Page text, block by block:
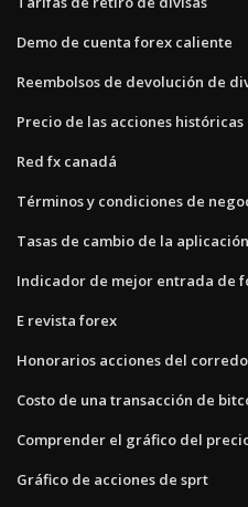
Demo de cuenta forex caliente
Reembolsos de devolución de
Precio de las acciones
Red fx canadá
Términos y condiciones de
Tasas de cambio de la
Indicador de mejor entrada de
E revista forex
Honorarios acciones del
Costo de una transacción de
Comprender el gráfico del
Gráfico de acciones de sprt